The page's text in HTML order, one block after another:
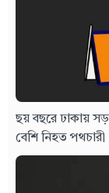
ছয় বছরে ঢাকায়
বেশি নিহত পথচারী